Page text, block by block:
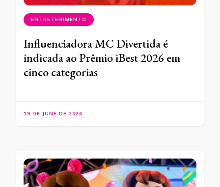
ENTRETENIMENTO
Influenciadora MC Divertida é
indicada ao Prêmio iBest 2026 em
cinco categorias
19 DE JUNE DE 2026